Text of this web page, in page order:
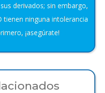
derivados; sin embargo,
tienen ninguna intolerancia
¡asegúrate!